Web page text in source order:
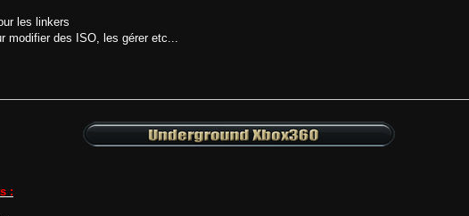
les linkers
modifier des ISO, les gérer etc...
: